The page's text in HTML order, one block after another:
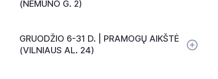
(NEMUNO G. 2)
GRUODŽIO 6-31 D. | PRAMOGŲ AIKŠTĖ
(VILNIAUS AL. 24)